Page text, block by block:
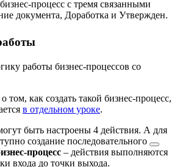
процесс с тремя связанными
документа, Доработка и Утвержден.
работы бизнес-процессов со
о том, как создать такой бизнес-процесс,
в отдельном уроке.
быть настроены 4 действия. А для
создание последовательного
процесс – действия выполняются
входа до точки выхода.